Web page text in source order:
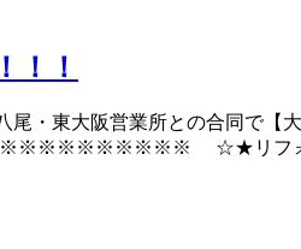
！！
・東大阪営業所との合同で【
☆★リフォームと